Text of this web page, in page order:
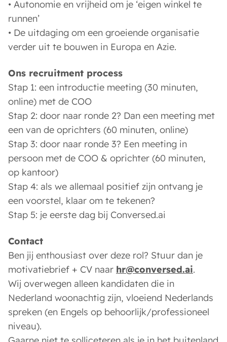
• Autonomie en vrijheid om je ‘eigen winkel te
runnen’
• De uitdaging om een groeiende organisatie
verder uit te bouwen in Europa en Azie.
Ons recruitment process
Stap 1: een introductie meeting (30 minuten,
online) met de COO
Stap 2: door naar ronde 2? Dan een meeting met
een van de oprichters (60 minuten, online)
Stap 3: door naar ronde 3? Een meeting in
persoon met de COO & oprichter (60 minuten,
op kantoor)
Stap 4: als we allemaal positief zijn ontvang je
een voorstel, klaar om te tekenen?
Stap 5: je eerste dag bij Conversed.ai
Contact
Ben jij enthousiast over deze rol? Stuur dan je
motivatiebrief + CV naar hr@conversed.ai.
Wij overwegen alleen kandidaten die in
Nederland woonachtig zijn, vloeiend Nederlands
spreken (en Engels op behoorlijk/professioneel
niveau).